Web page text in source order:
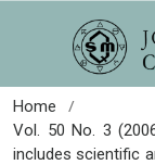
Home /
Vol. 50 No. 3
includes scientific